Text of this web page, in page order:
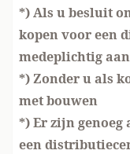
*) Als u besluit
kopen voor een
medeplichtig
*) Zonder u als
met bouwen
*) Er zijn
een